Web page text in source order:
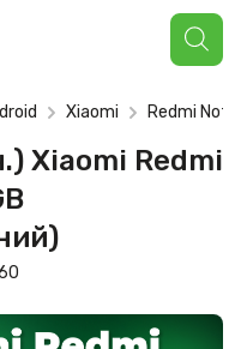
Поиск
товаров
Xiaomi Redmi Note
Xiaomi Redmi